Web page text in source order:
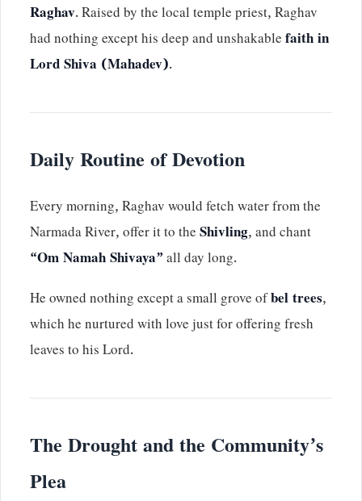
Raghav. Raised by the local temple priest, Raghav
had nothing except his deep and unshakablefaith in
Lord Shiva (Mahadev).
Daily Routine of Devotion
Every morning, Raghav would fetch water from the
Narmada River, offer it to theShivling, and chant
“Om Namah Shivaya”all day long.
He owned nothing except a small grove ofbel trees,
which he nurtured with love just for offering fresh
leaves to his Lord.
The Drought and the Community’s
Plea